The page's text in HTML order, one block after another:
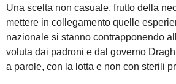
Una scelta non casuale, frutto della
mettere in collegamento quelle
nazionale si stanno contrapponendo
voluta dai padroni e dal governo
a parole, con la lotta e non con sterili